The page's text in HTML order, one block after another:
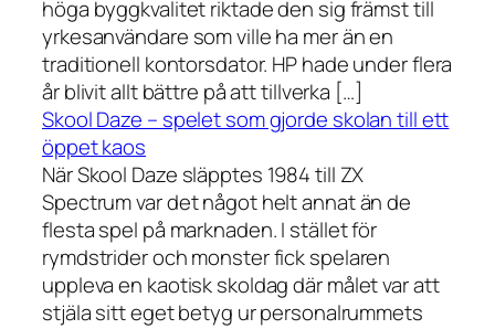
höga byggkvalitet riktade den sig främst till
yrkesanvändare som ville ha mer än en
traditionell kontorsdator. HP hade under flera
år blivit allt bättre på att tillverka […]
Skool Daze – spelet som gjorde skolan till ett
öppet kaos
När Skool Daze släpptes 1984 till ZX
Spectrum var det något helt annat än de
flesta spel på marknaden. I stället för
rymdstrider och monster fick spelaren
uppleva en kaotisk skoldag där målet var att
stjäla sitt eget betyg ur personalrummets